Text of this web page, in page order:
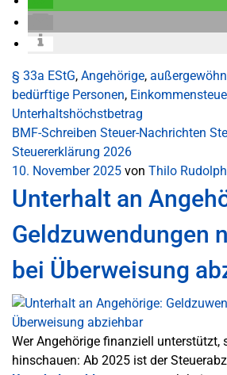
§ 33a EStG, Angehörige,
bedürftige Personen,
Unterhaltshöchstbetrag
BMF-Schreiben Steuer-Nachrichten
Steuererklärung 2026
10. November 2025 von Thilo Rudolph
Unterhalt an
Geldzuwendungen
bei Überweisung
Wer Angehörige finanziell unterstützt,
hinschauen: Ab 2025 ist der